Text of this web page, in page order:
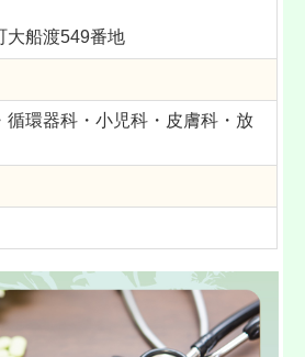
大船渡549番地
循環器科・小児科・皮膚科・放